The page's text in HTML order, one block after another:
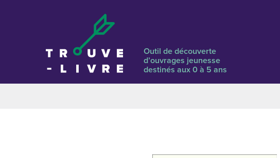
Outil de découverte
d’ouvrages jeunesse
destinés aux 0 à 5 ans